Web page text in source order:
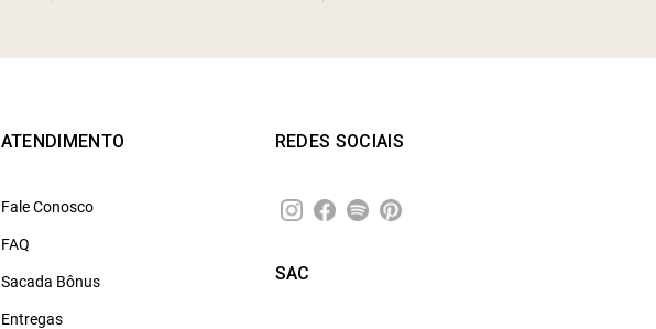
ATENDIMENTO
Fale Conosco
FAQ
Sacada Bônus
Entregas
REDES SOCIAIS
SAC